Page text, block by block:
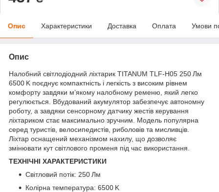
Опис Характеристики Доставка Оплата Умови
Опис
Налобний світлодіодний ліхтарик TITANUM TLF-H05 250 Лм
6500 K поєднує компактність і легкість з високим рівнем
комфорту завдяки м’якому налобному ременю, який легко
регулюється. Вбудований акумулятор забезпечує автономну
роботу, а завдяки сенсорному датчику жестів керування
ліхтариком стає максимально зручним. Модель популярна
серед туристів, велосипедистів, риболовів та мисливців.
Ліхтар оснащений механізмом нахилу, що дозволяє
змінювати кут світлового променя під час використання.
ТЕХНІЧНІ ХАРАКТЕРИСТИКИ
Світловий потік: 250 Лм
Колірна температура: 6500 K